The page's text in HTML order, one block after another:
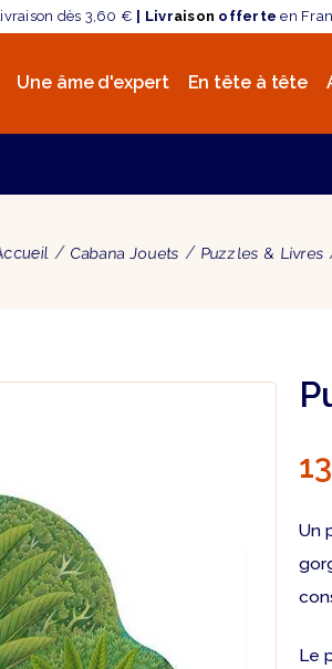
dès 3,60 € | Livraison offerte en
Une âme d'expert En tête à tête
Cabana Jouets Puzzles & Livres
Un
Le